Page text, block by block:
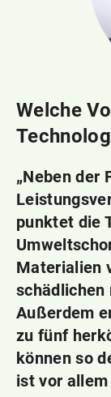
Welche
„Neben der
punktet die
Materialien
Außerdem
zu fünf
können so
ist vor